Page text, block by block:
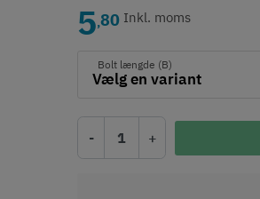
5,80 Inkl. moms
Bolt længde (B)
- +